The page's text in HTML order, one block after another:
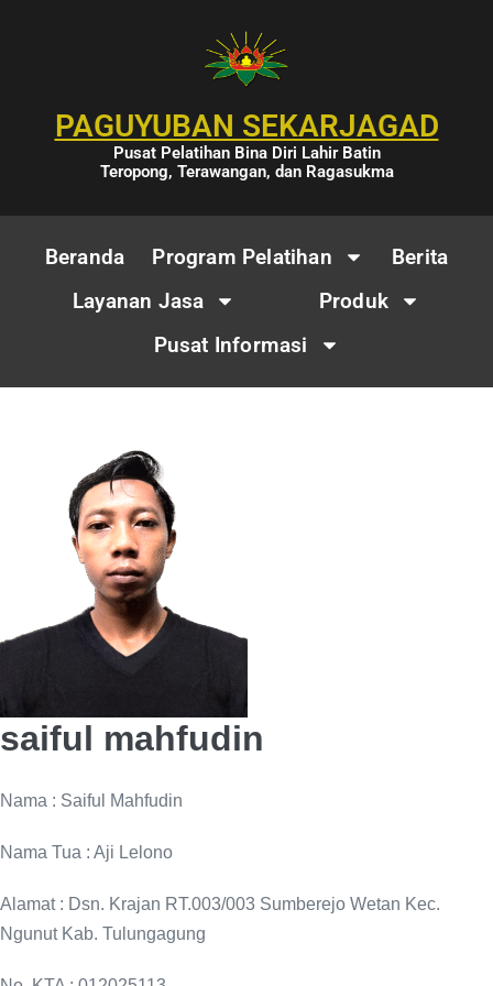
PAGUYUBAN SEKARJAGAD
Pusat Pelatihan Bina Diri Lahir Batin
Teropong, Terawangan, dan Ragasukma
Beranda Program Pelatihan
Berita
Layanan Jasa
Produk
Pusat Informasi
saiful mahfudin
Nama : Saiful Mahfudin
Nama Tua : Aji Lelono
Alamat : Dsn. Krajan RT.003/003 Sumberejo Wetan Kec.
Ngunut Kab. Tulungagung